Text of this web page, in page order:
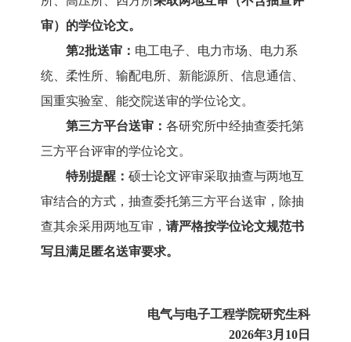
审）的学位论文。
第2批送审： 电工电子、电力市场、电力系
统、柔性所、输配电所、新能源所、信息通信、
国重实验室、能交院送审的学位论文。
第三方平台送审：各研究所中经抽查委托第
三方平台评审的学位论文。
特别提醒：硕士论文评审采取抽查与两地互
审结合的方式，抽查委托第三方平台送审，除抽
查其余采用两地互审，请严格按学位论文规范书
写且满足匿名送审要求。
电气与电子工程学院研究生科
2026年3月10日